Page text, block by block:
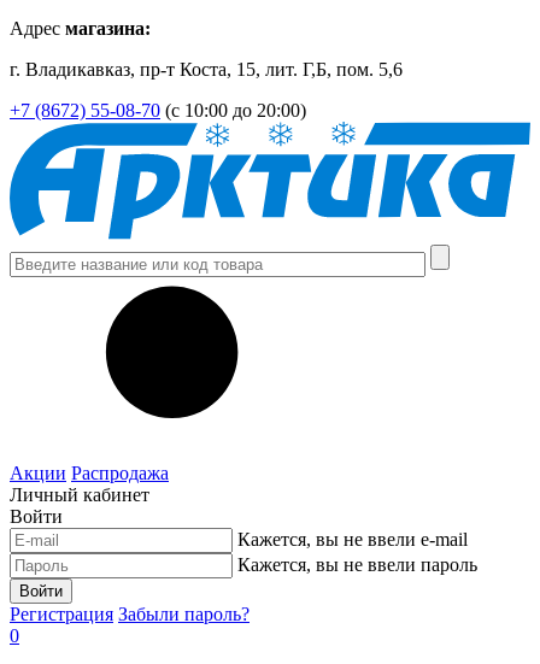
Адрес магазина:
г. Владикавказ, пр-т Коста, 15, лит. Г,Б, пом. 5,6
+7 (8672) 55-08-70 (с 10:00 до 20:00)
Акции Распродажа
Личный кабинет
Войти
Кажется, вы не ввели e-mail
Кажется, вы не ввели пароль
Войти
Регистрация Забыли пароль?
0